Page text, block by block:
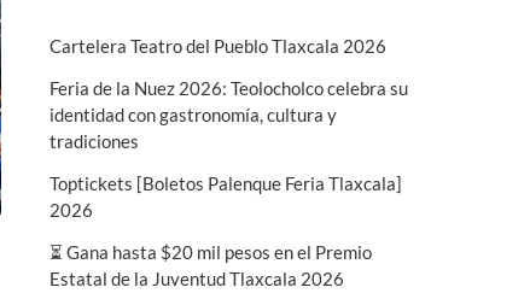
Cartelera Teatro del Pueblo Tlaxcala 2026
Feria de la Nuez 2026: Teolocholco celebra su
identidad con gastronomía, cultura y
tradiciones
Toptickets [Boletos Palenque Feria Tlaxcala]
2026
⏳ Gana hasta $20 mil pesos en el Premio
Estatal de la Juventud Tlaxcala 2026